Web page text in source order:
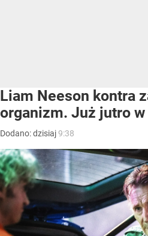
Liam Neeson kontra
organizm. Już jutro w
Dodano:dzisiaj9:38